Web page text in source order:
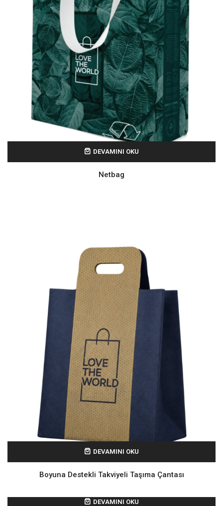
DEVAMINI OKU
Netbag
DEVAMINI OKU
Boyuna Destekli Takviyeli Taşıma Çantası
DEVAMINI OKU